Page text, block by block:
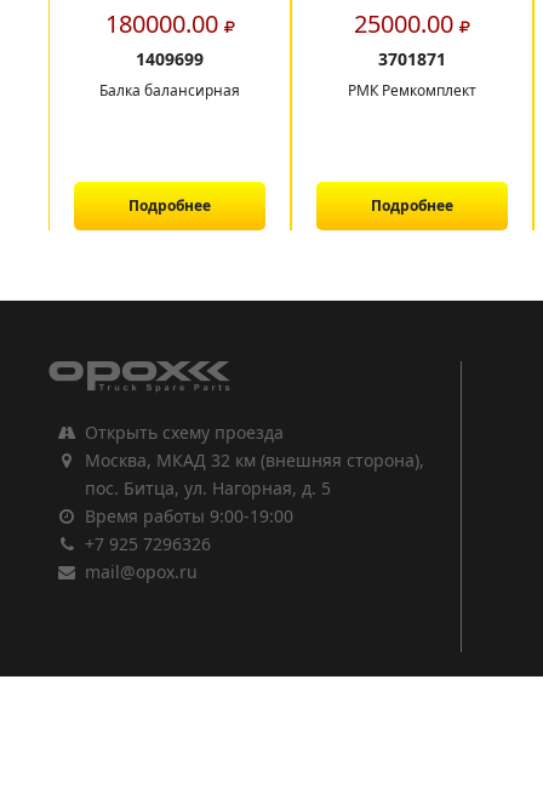
180000.00
1409699
Балка балансирная
Подробнее
25000.00
3701871
РМК Ремкомплект
Подробнее
Открыть схему проезда
Москва, МКАД 32 км (внешняя сторона),
пос. Битца, ул. Нагорная, д. 5
Время работы 9:00-19:00
+7 925 7296326
mail@opox.ru